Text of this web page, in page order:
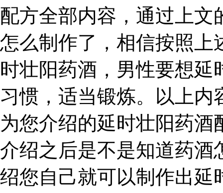
配方全部内容，通过上文
怎么制作了，相信按照上
时壮阳药酒，男性要想
习惯，适当锻炼。以上
为您介绍的延时壮阳药
介绍之后是不是知道药酒
绍您自己就可以制作出延